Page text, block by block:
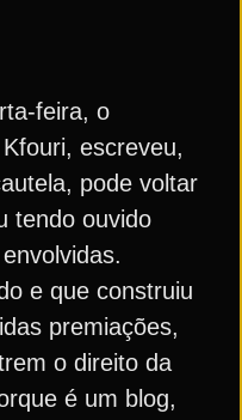
feira, o
escreveu,
pode voltar
tendo ouvido
e que construiu
premiações,
o direito da
é um blog,